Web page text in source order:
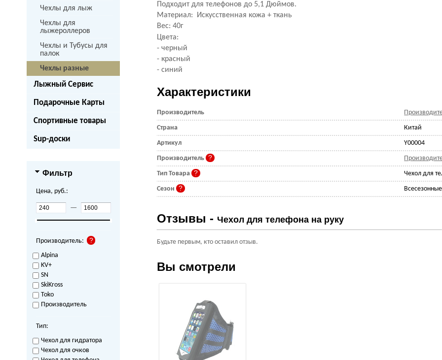
Чехлы для лыж
Чехлы для
лыжероллеров
Чехлы и Тубусы для
палок
Чехлы разные
Лыжный Сервис
Подарочные Карты
Спортивные товары
Sup-доски
Фильтр
Цена, руб.:
—
Производитель:
Alpina
KV+
SN
SkiKross
Toko
Производитель
Тип:
Чехол для гидратора
Чехол для очков
Подходит для телефонов до 5,1 Дюймов.
Материал: Искусственная кожа + ткань
Вес:40г
Цвета:
- черный
- красный
- синий
Характеристики
Производитель
Страна Китай
Артикул Y00004
Производитель
Тип Товара Чехол для
Сезон Всесезонные
Отзывы - Чехол для телефона на руку
Будьте первым, кто оставил отзыв.
Вы смотрели